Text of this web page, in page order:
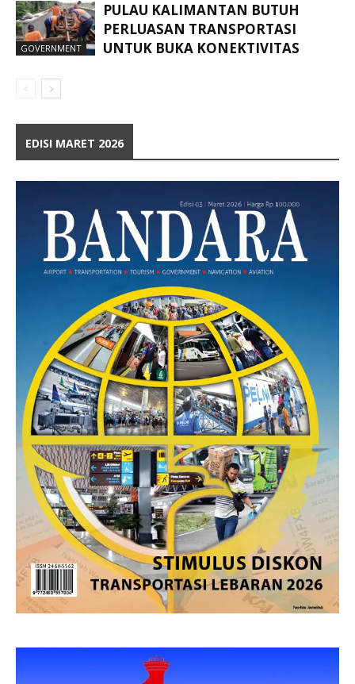
GOVERNMENT
PULAU KALIMANTAN BUTUH
PERLUASAN TRANSPORTASI
UNTUK BUKA KONEKTIVITAS
EDISI MARET 2026